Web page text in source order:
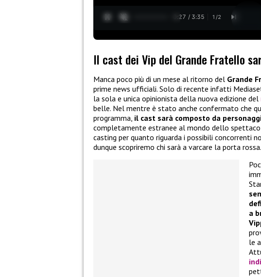
0:28 / 3:35 1 /2
Il cast dei Vip del Grande Fratello
Manca poco più di un mese al ritorno del Grande
prime news ufficiali. Solo di recente infatti
la sola e unica opinionista della nuova edizione del
belle. Nel mentre è stato anche confermato che
programma, il cast sarà composto da
completamente estranee al mondo dello
casting per quanto riguarda i possibili concorrenti
dunque scopriremo chi sarà a varcare la porta rossa.
a
le